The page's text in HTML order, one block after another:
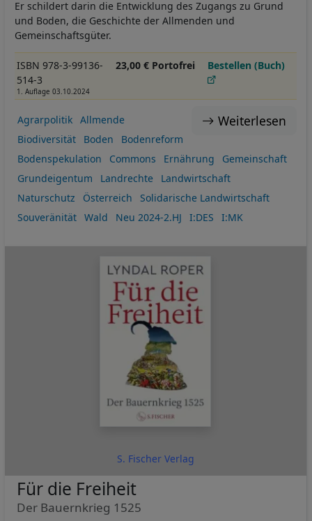
Er schildert darin die Entwicklung des Zugangs zu Grund
und Boden, die Geschichte der Allmenden und
Gemeinschaftsgüter.
ISBN 978-3-99136-
514-3
1. Auflage 03.10.2024
23,00 € Portofrei Bestellen (Buch)
Weiterlesen
Agrarpolitik
Allmende
Biodiversität
Boden
Bodenreform
Bodenspekulation
Commons Ernährung
Gemeinschaft
Grundeigentum
Landrechte
Landwirtschaft
Naturschutz
Österreich
Solidarische Landwirtschaft
Souveränität
Wald Neu 2024-2.HJ I:DES I:MK
S. Fischer Verlag
Für die Freiheit
Der Bauernkrieg 1525